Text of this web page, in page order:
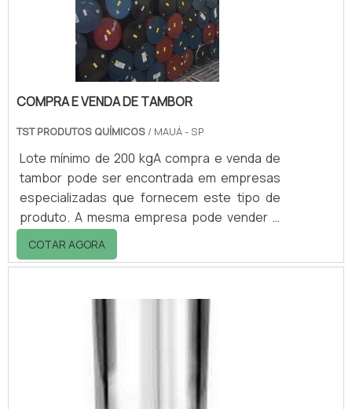
variados.Os compartimentos dos cestos
COMPRA E VENDA DE TAMBOR
TST PRODUTOS QUÍMICOS / MAUÁ - SP
Lote mínimo de 200 kgA compra e venda de
tambor pode ser encontrada em empresas
especializadas que fornecem este tipo de
produto. A mesma empresa pode vender e
comprar os tambores, e na compra, os
tambores nem sempre estão novos ou em
realizam esta prática para reciclagem dos
produtos que contém dentro do tambor. Este
produto é ideal para o armazenamento de:
Água potável ou de reuso; Ração animal;
Frutas e verduras; Lixeira; Cooler de
bebidas; Entre outros. A imp.
COTAR AGORA